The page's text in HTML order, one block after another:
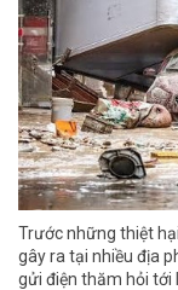
Trước những thiệt
gây ra tại nhiều địa
gửi điện thăm hỏi tới